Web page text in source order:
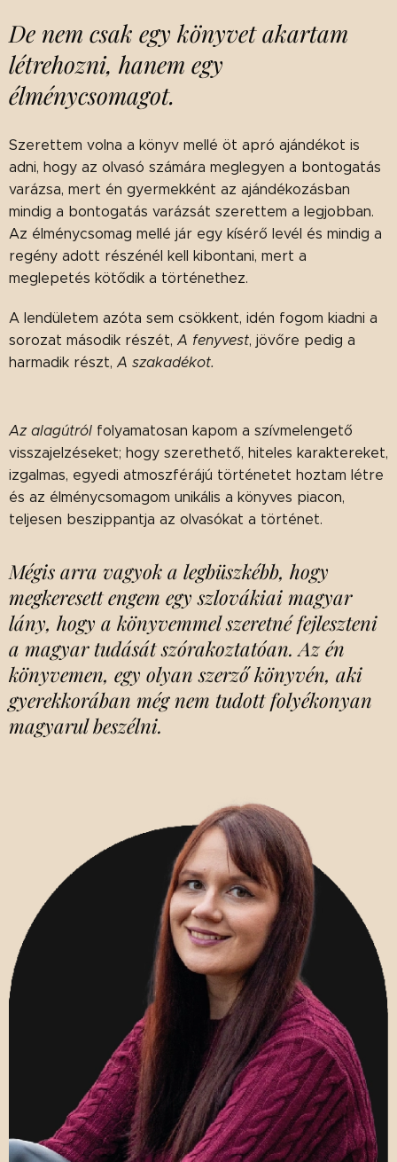
De nem csak egy könyvet akartam
létrehozni, hanem egy
élménycsomagot.
Szerettem volna a könyv mellé öt apró ajándékot is
adni, hogy az olvasó számára meglegyen a bontogatás
varázsa, mert én gyermekként az ajándékozásban
mindig a bontogatás varázsát szerettem a legjobban.
Az élménycsomag mellé jár egy kísérő levél és mindig a
regény adott részénél kell kibontani, mert a
meglepetés kötődik a történethez.
A lendületem azóta sem csökkent, idén fogom kiadni a
sorozat második részét, A fenyvest, jövőre pedig a
harmadik részt, A szakadékot.
Az alagútról folyamatosan kapom a szívmelengető
visszajelzéseket; hogy szerethető, hiteles karaktereket,
izgalmas, egyedi atmoszférájú történetet hoztam létre
és az élménycsomagom unikális a könyves piacon,
teljesen beszippantja az olvasókat a történet.
Mégis arra vagyok a legbüszkébb, hogy
megkeresett engem egy szlovákiai magyar
lány, hogy a könyvemmel szeretné fejleszteni
a magyar tudását szórakoztatóan. Az én
könyvemen, egy olyan szerző könyvén, aki
gyerekkorában még nem tudott folyékonyan
magyarul beszélni.